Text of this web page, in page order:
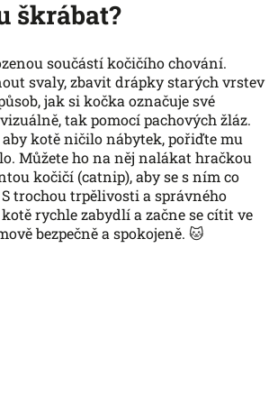
škrábat?
součástí kočičího chování.
svaly, zbavit drápky starých vrstev
jak si kočka označuje své
tak pomocí pachových žláz.
aby kotě ničilo nábytek, pořiďte mu
Můžete ho na něj nalákat hračkou
kočičí (catnip), aby se s ním co
trochou trpělivosti a správného
rychle zabydlí a začne se cítit ve
bezpečně a spokojeně. 🐱